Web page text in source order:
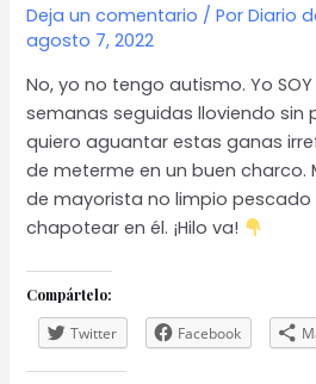
Deja un comentario / PorDiario
agosto 7, 2022
No, yo no tengo autismo. Yo
semanas seguidas lloviendo sin
quiero aguantar estas ganas
de meterme en un buen charco.
de mayorista no limpio
chapotear en él. ¡Hilo va!
Compártelo:
Twitter Facebook